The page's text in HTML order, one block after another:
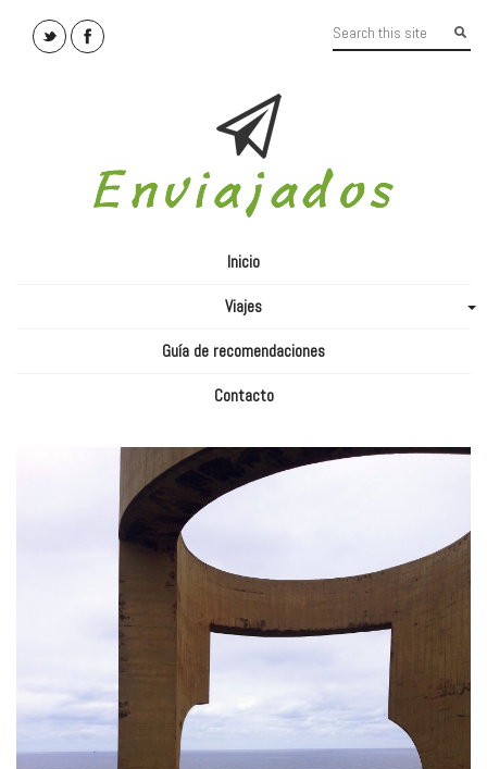
Inicio
Viajes
Guía de recomendaciones
Contacto